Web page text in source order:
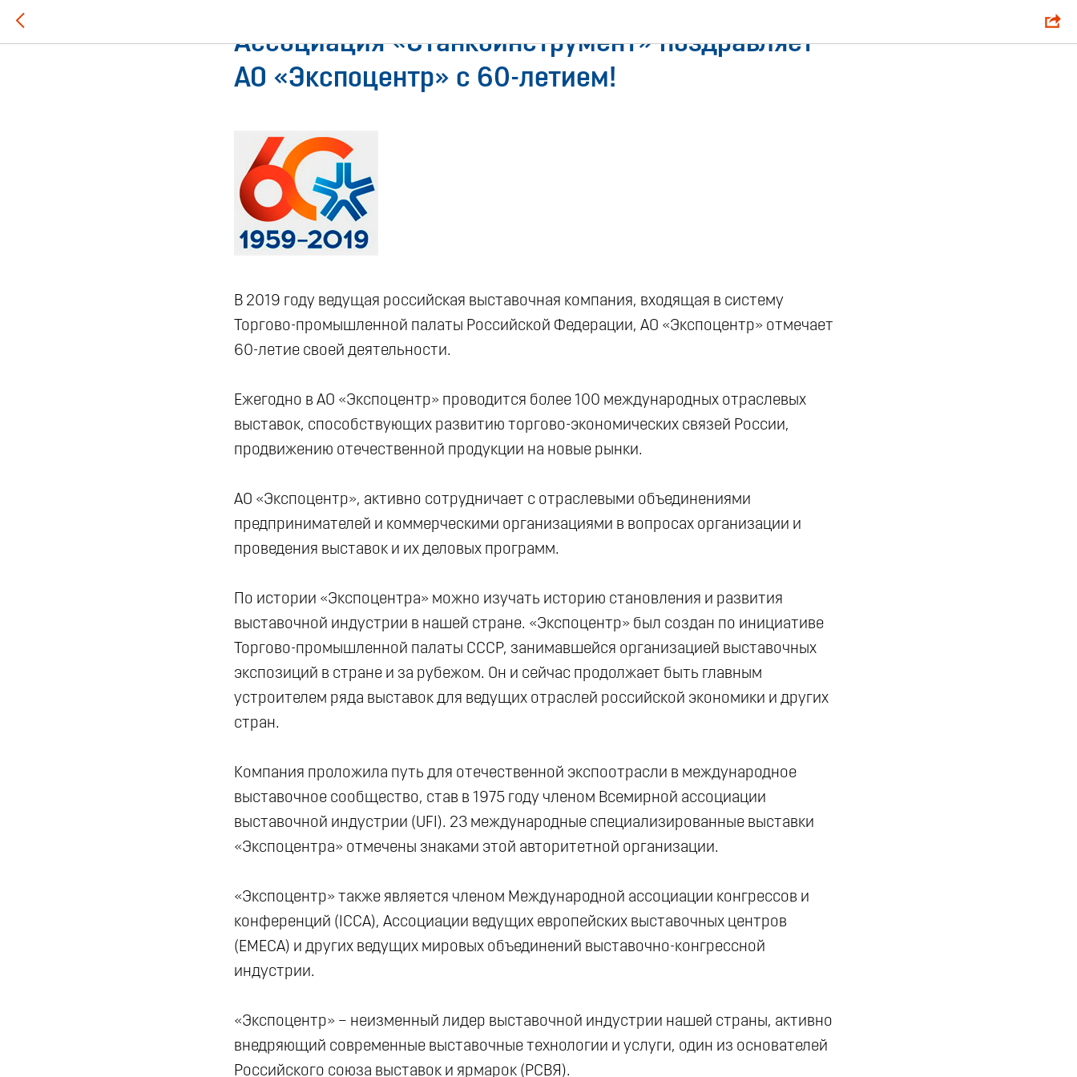
Ассоциация «Станкоинструмент» поздравляет
АО «Экспоцентр» с 60-летием!
В 2019 году ведущая российская выставочная компания, входящая в систему
Торгово-промышленной палаты Российской Федерации, АО «Экспоцентр» отмечает
60-летие своей деятельности.
Ежегодно в АО «Экспоцентр» проводится более 100 международных отраслевых
выставок, способствующих развитию торгово-экономических связей России,
продвижению отечественной продукции на новые рынки.
АО «Экспоцентр», активно сотрудничает с отраслевыми объединениями
предпринимателей и коммерческими организациями в вопросах организации и
проведения выставок и их деловых программ.
По истории «Экспоцентра» можно изучать историю становления и развития
выставочной индустрии в нашей стране. «Экспоцентр» был создан по инициативе
Торгово-промышленной палаты СССР, занимавшейся организацией выставочных
экспозиций в стране и за рубежом. Он и сейчас продолжает быть главным
устроителем ряда выставок для ведущих отраслей российской экономики и других
стран.
Компания проложила путь для отечественной экспоотрасли в международное
выставочное сообщество, став в 1975 году членом Всемирной ассоциации
выставочной индустрии (UFI). 23 международные специализированные выставки
«Экспоцентра» отмечены знаками этой авторитетной организации.
«Экспоцентр» также является членом Международной ассоциации конгрессов и
конференций (ICCA), Ассоциации ведущих европейских выставочных центров
(ЕМЕСА) и других ведущих мировых объединений выставочно-конгрессной
индустрии.
«Экспоцентр» – неизменный лидер выставочной индустрии нашей страны, активно
внедряющий современные выставочные технологии и услуги, один из основателей
Российского союза выставок и ярмарок (РСВЯ).